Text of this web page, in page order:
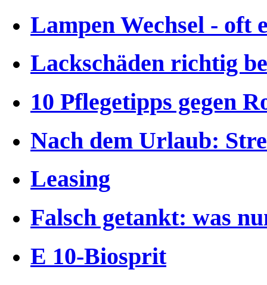
Lampen Wechsel - oft
Lackschäden richtig
10 Pflegetipps gegen
Nach dem Urlaub:
Leasing
Falsch getankt: was
E 10-Biosprit